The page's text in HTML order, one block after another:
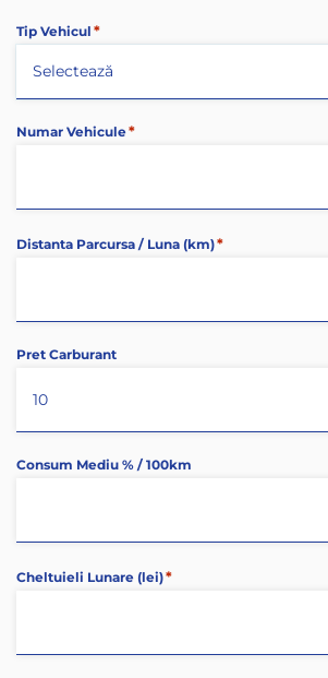
Tip Vehicul *
Numar Vehicule*
Distanta Parcursa / Luna (km)*
Pret Carburant
Consum Mediu % / 100km
Cheltuieli Lunare (lei)*